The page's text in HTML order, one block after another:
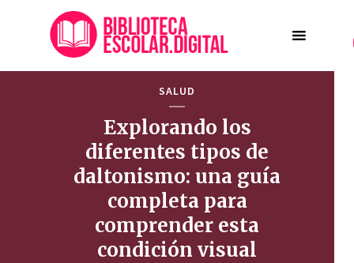
SALUD
Explorando los
diferentes tipos de
daltonismo: una guía
completa para
comprender esta
condición visual